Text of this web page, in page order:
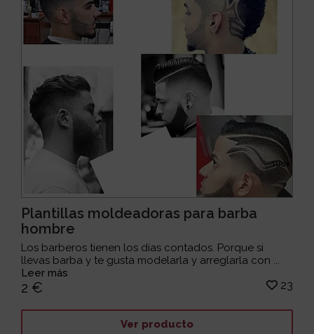
Plantillas moldeadoras para barba
hombre
Los barberos tienen los días contados. Porque si
llevas barba y te gusta modelarla y arreglarla con ...
Leer más
2 € 23
Ver producto